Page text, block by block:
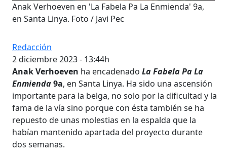
Anak Verhoeven en 'La Fabela Pa La Enmienda' 9a,
en Santa Linya. Foto / Javi Pec
Redacción
2 diciembre 2023 - 13:44h
Anak Verhoeven ha encadenado La Fabela Pa La
Enmienda9a, en Santa Linya. Ha sido una ascensión
importante para la belga, no solo por la dificultad y la
fama de la vía sino porque con ésta también se ha
repuesto de unas molestias en la espalda que la
habían mantenido apartada del proyecto durante
dos semanas.